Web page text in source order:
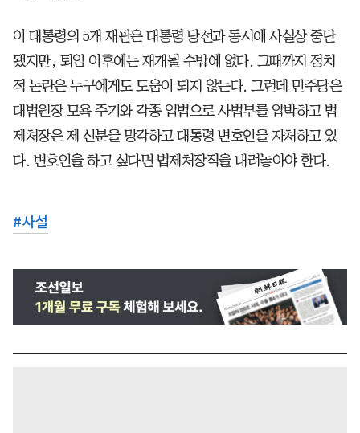
이 대통령의 5개 재판은 대통령 당선과 동시에 사실상 중단
됐지만, 퇴임 이후에는 재개될 수밖에 없다. 그때까지 정치
적 논란은 누구에게도 도움이 되지 않는다. 그런데 민주당은
대법원장 모욕 주기와 각종 입법으로 사법부를 압박하고 법
제처장은 제 신분을 망각하고 대통령 변호인을 자처하고 있
다. 변호인을 하고 싶다면 법제처장직을 내려놓아야 한다.
#사설